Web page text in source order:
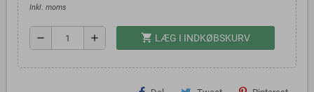
Inkl. moms
remove add shopping_cart LÆG I INDKØBSKURV